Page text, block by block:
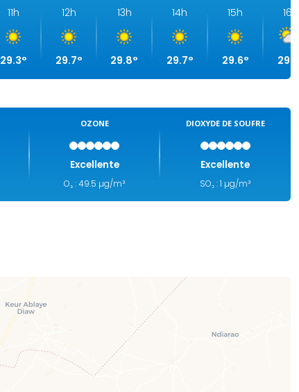
11h
29.3°
12h
29.7°
13h
29.8°
14h
29.7°
15h
29.6°
16h
OZONE
Excellente
O₃ : 49.5 µg/m³
DIOXYDE DE SOUFRE
Excellente
SO₂ : 1 µg/m³